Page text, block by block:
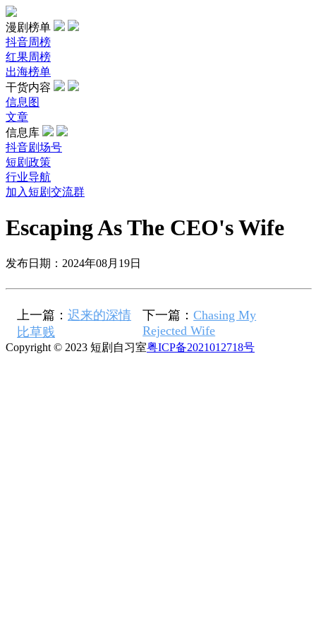
漫剧榜单
抖音周榜
红果周榜
出海榜单
干货内容
信息图
文章
信息库
抖音剧场号
短剧政策
行业导航
加入短剧交流群
Escaping As The CEO's Wife
发布日期：2024年08月19日
上一篇： 迟来的深情
比草贱
下一篇：Chasing My
Rejected Wife
Copyright © 2023 短剧自习室粤ICP备2021012718号